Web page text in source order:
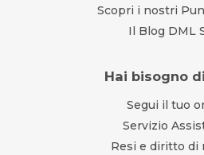
Scopri i nostri
Il Blog DML
Hai bisogno
Segui il tuo
Servizio
Resi e diritto di